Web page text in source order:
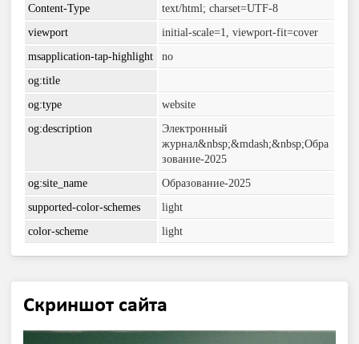
Content-Type
text/html; charset=UTF-8
viewport
initial-scale=1, viewport-fit=cover
msapplication-tap-highlight
no
og:title
og:type
website
og:description
Электронный
журнал&nbsp;&mdash;&nbsp;Обра
зование-2025
og:site_name
Образование-2025
supported-color-schemes
light
color-scheme
light
Скриншот сайта